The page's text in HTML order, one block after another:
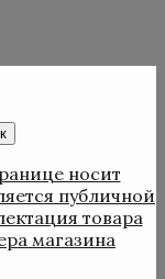
носит
публичной
товара
магазина